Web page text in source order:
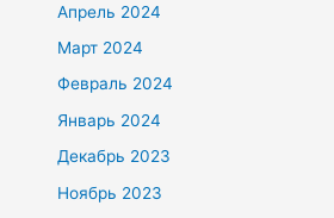
Апрель 2024
Март 2024
Февраль 2024
Январь 2024
Декабрь 2023
Ноябрь 2023